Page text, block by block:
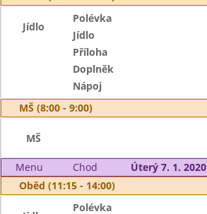
Jídlo
Polévka
Jídlo
Příloha
Doplněk
Nápoj
MŠ (8:00 - 9:00)
MŠ
Menu Chod
Úterý 7. 1. 2020
Oběd (11:15 - 14:00)
Polévka